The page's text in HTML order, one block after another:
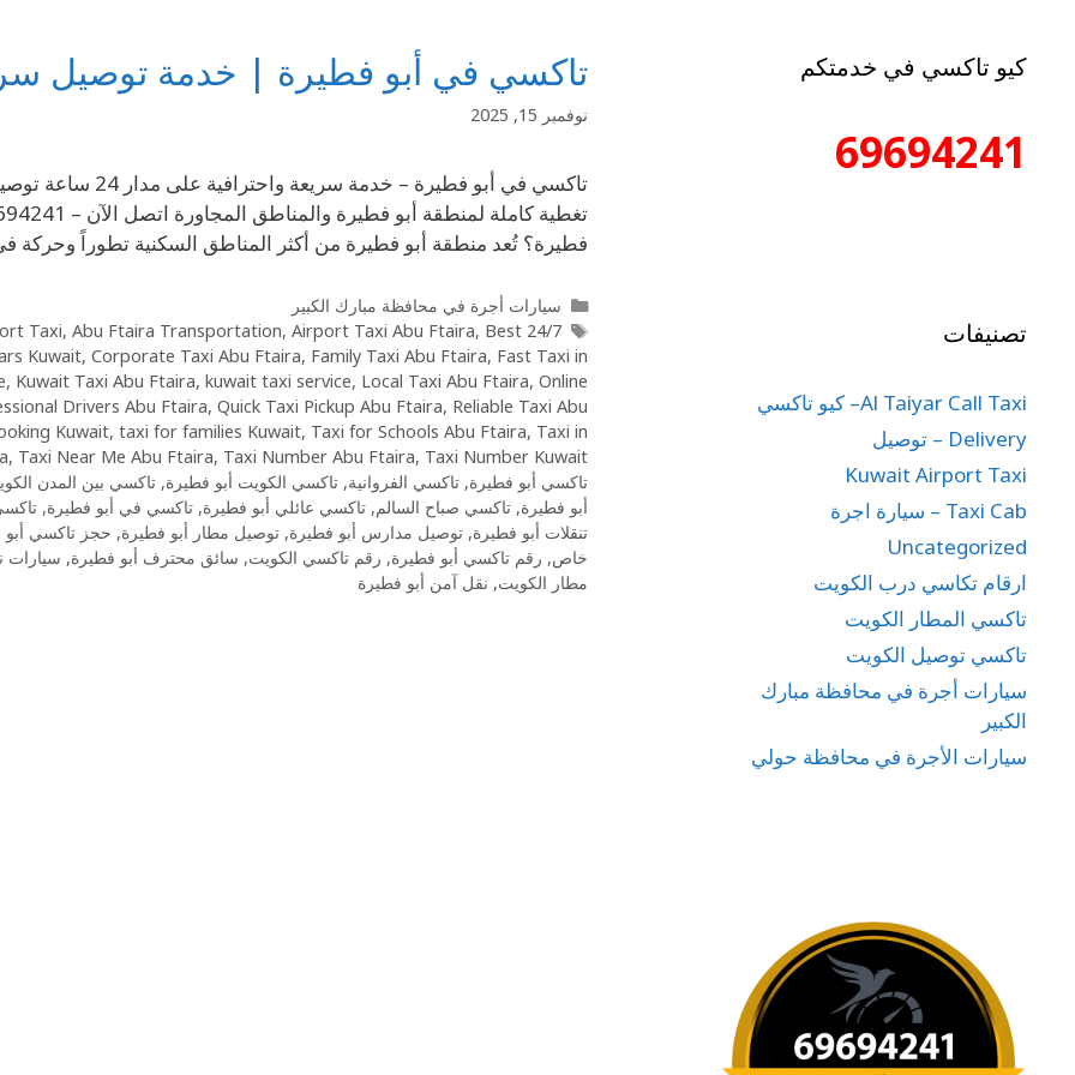
تاكسي في أبو فطيرة | خدمة توصيل سريعة
نوفمبر 15, 2025
تاكسي في أبو
فطيرة؟ تُعد منطقة أبو فطيرة من أكثر المناطق السكنية تطوراً
سيارات أجرة في محافظة مبارك الكبير
24/7 Taxi Abu Ftaira
Taxi,Abu Ftaira Transportation,Airport Taxi Abu Ftaira, Best
Kuwait, Corporate Taxi Abu Ftaira, Family Taxi Abu Ftaira, Fast Taxi in
, Kuwait Taxi Abu Ftaira, kuwait taxi service, Local Taxi Abu Ftaira, Online
Drivers Abu Ftaira, Quick Taxi Pickup Abu Ftaira, Reliable Taxi Abu
Kuwait, taxi for families Kuwait, Taxi for Schools Abu Ftaira, Taxi in
, Taxi Near Me Abu Ftaira, Taxi Number Abu Ftaira, Taxi Number Kuwait
تاكسي أبو فطيرة, تاكسي الفروانية, تاكسي الكويت أبو فطيرة, تاكسي بين المدن
أبو فطيرة, تاكسي صباح السالم, تاكسي عائلي أبو فطيرة, تاكسي في أبو فطيرة,
تنقلات أبو فطيرة, توصيل مدارس أبو فطيرة, توصيل مطار أبو فطيرة, حجز تاكسي أبو
خاص, رقم تاكسي أبو فطيرة, رقم تاكسي الكويت, سائق محترف أبو فطيرة, سيارات
مطار الكويت, نقل آمن أبو فطيرة
كيو تاكسي في خدمتكم
69694241
تصنيفات
Al Taiyar Call Taxi– كيو تاكسي
Delivery – توصيل
Kuwait Airport Taxi
Taxi Cab – سيارة اجرة
Uncategorized
ارقام تكاسي درب الكويت
تاكسي المطار الكويت
تاكسي توصيل الكويت
سيارات أجرة في محافظة مبارك
الكبير
سيارات الأجرة في محافظة حولي